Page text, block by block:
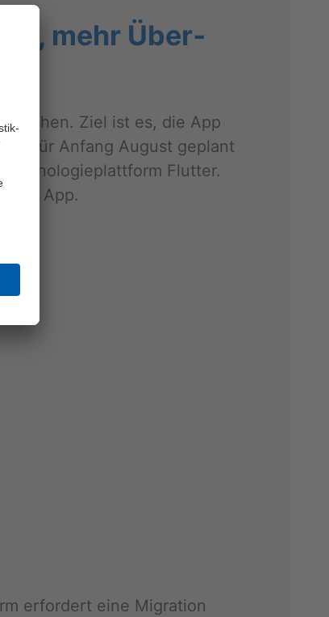
mehr Über­
Ziel ist es, die App
ist für An­fang Au­gust ge­plant
Flut­ter.
der App.
er­for­dert eine Mi­gra­ti­on